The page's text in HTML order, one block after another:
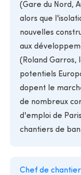
(Gare du Nord,
alors que
nouvelles
aux
(Roland Garros,
potentiels
dopent le
de nombreux
d'emploi de
chantiers de
Chef de chantier